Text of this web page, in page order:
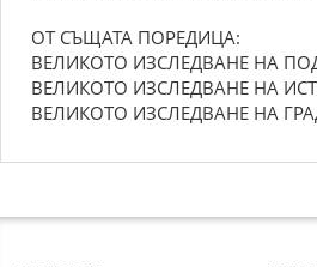
ОТ СЪЩАТА ПОРЕДИЦА:
ВЕЛИКОТО ИЗСЛЕДВАНЕ НА
ВЕЛИКОТО ИЗСЛЕДВАНЕ НА
ВЕЛИКОТО ИЗСЛЕДВАНЕ НА